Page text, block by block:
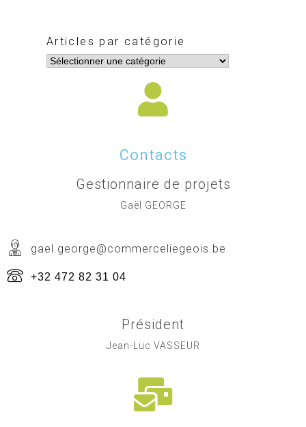
Articles par catégorie
Contacts
Gestionnaire de projets
Gaël GEORGE
gael.george@commerceliegeois.be
+32 472 82 31 04
Président
Jean-Luc VASSEUR